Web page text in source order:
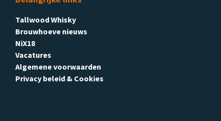
Tallwood Whisky
Brouwhoeve nieuws
NiX18
Vacatures
Algemene voorwaarden
Privacy beleid & Cookies